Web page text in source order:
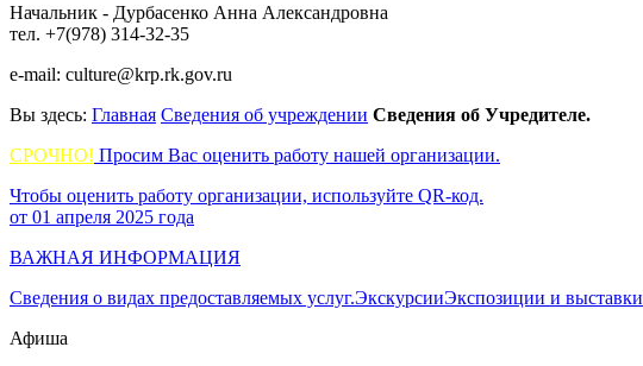
Начальник - Дурбасенко Анна Александровна
тел. +7(978) 314-32-35
e-mail: culture@krp.rk.gov.ru
Вы здесь: Главная Сведения об учреждении Сведения об Учредителе.
СРОЧНО! Просим Вас оценить работу нашей организации.
Чтобы оценить работу организации, используйте QR-код.
от 01 апреля 2025 года
ВАЖНАЯ ИНФОРМАЦИЯ
Сведения о видах предоставляемых услуг.ЭкскурсииЭкспозиции и выставки
Афиша